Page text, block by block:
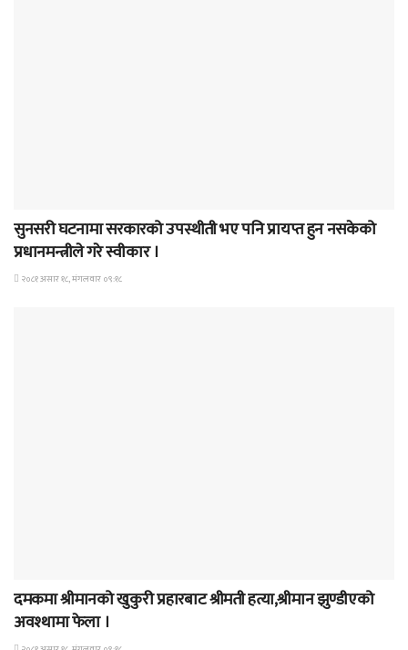
सुनसरी घटनामा सरकारको उपस्थीती भए पनि प्रायप्त हुन नसकेको
प्रधानमन्त्रीले गरे स्वीकार ।
२०८१ असार १८, मंगलवार ०९:१८
दमकमा श्रीमानको खुकुरी प्रहारबाट श्रीमती हत्या,श्रीमान झुण्डीएको
अवश्थामा फेला ।